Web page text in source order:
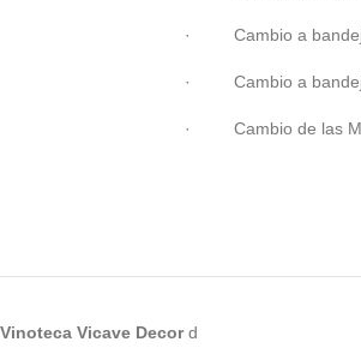
· Cambio a
· Cambio a
· Cambio de las
Vinoteca Vicave Decord